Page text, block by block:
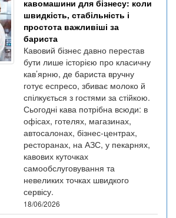
кавомашини для бізнесу: коли
швидкість, стабільність і
простота важливіші за
бариста
Кавовий бізнес давно перестав
бути лише історією про класичну
кав’ярню, де бариста вручну
готує еспресо, збиває молоко й
спілкується з гостями за стійкою.
Сьогодні кава потрібна всюди: в
офісах, готелях, магазинах,
автосалонах, бізнес-центрах,
ресторанах, на АЗС, у пекарнях,
кавових куточках
самообслуговування та
невеликих точках швидкого
сервісу.
18/06/2026